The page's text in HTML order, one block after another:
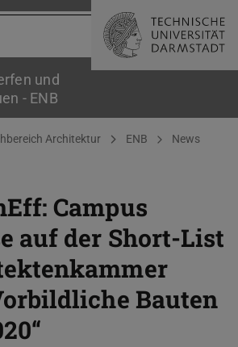
und
- ENB
Architektur ENB News
Campus
auf der Short-List
Bauten